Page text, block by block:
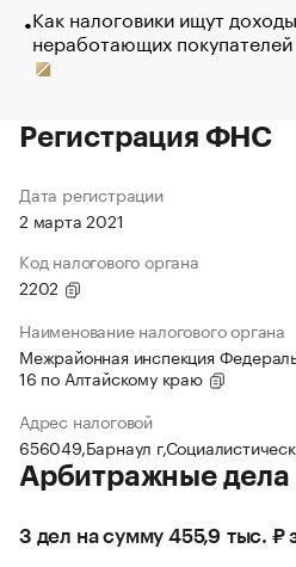
Как налоговики ищут доходы
неработающих покупателей
Регистрация ФНС
Дата регистрации
2 марта 2021
Код налогового органа
2202
Наименование налогового органа
Межрайонная инспекция
16 по Алтайскому краю
Адрес налоговой
656049,Барнаул
Арбитражные дела
3 дел на сумму 455,9 тыс. ₽